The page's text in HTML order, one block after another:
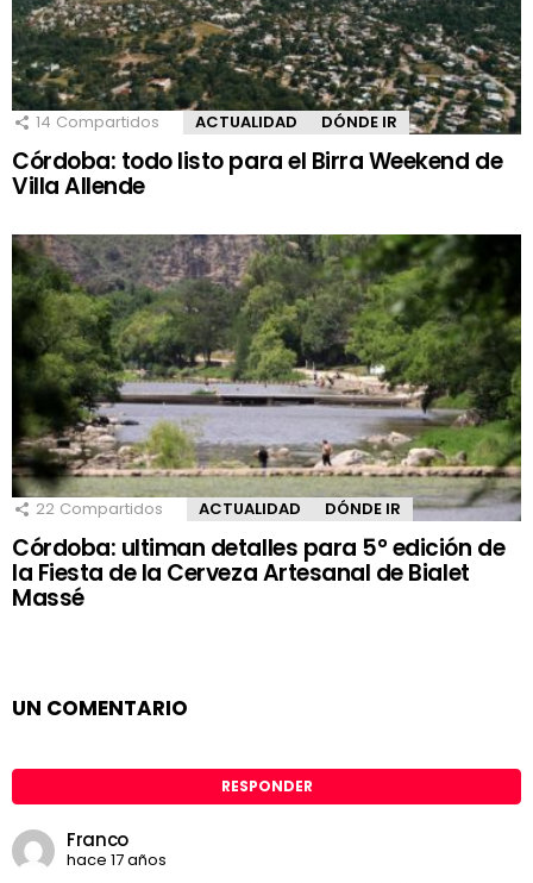
14 Compartidos ACTUALIDAD DÓNDE IR
Córdoba: todo listo para el Birra Weekend de
Villa Allende
22 Compartidos ACTUALIDAD DÓNDE IR
Córdoba: ultiman detalles para 5° edición de
la Fiesta de la Cerveza Artesanal de Bialet
Massé
UN COMENTARIO
RESPONDER
Franco
hace 17 años